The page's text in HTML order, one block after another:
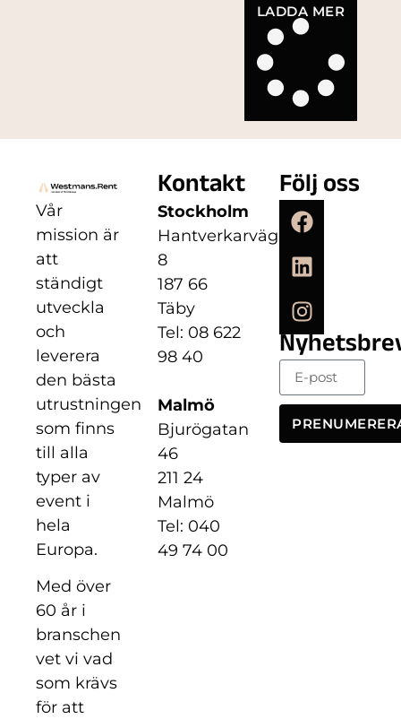
LADDA MER
Vår
mission är
att
ständigt
utveckla
och
leverera
den bästa
utrustningen
som finns
till alla
typer av
event i
hela
Europa.
Med över
60 år i
branschen
vet vi vad
som krävs
för att
Kontakt
Stockholm
Hantverkarvägen
8
187 66
Täby
Tel: 08 622
98 40
Malmö
Bjurögatan
46
211 24
Malmö
Tel: 040
49 74 00
Följ oss